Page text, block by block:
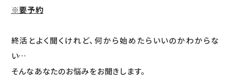
※要予約
終活とよく聞くけれど、何から始めたらいいのかわからな
い…
そんなあなたのお悩みをお聞きします。